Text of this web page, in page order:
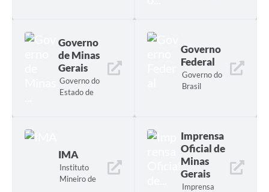
Governo
de Minas
Gerais
Governo do
Estado de
Governo
Federal
Governo do
Brasil
IMA
Instituto
Mineiro de
Imprensa
Oficial de
Minas
Gerais
Imprensa